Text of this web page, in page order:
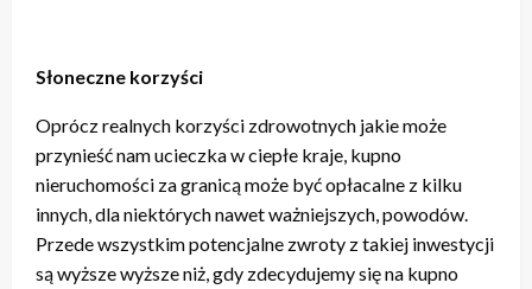
Słoneczne korzyści
Oprócz realnych korzyści zdrowotnych jakie może
przynieść nam ucieczka w ciepłe kraje, kupno
nieruchomości za granicą może być opłacalne z kilku
innych, dla niektórych nawet ważniejszych, powodów.
Przede wszystkim potencjalne zwroty z takiej inwestycji
są wyższe wyższe niż, gdy zdecydujemy się na kupno